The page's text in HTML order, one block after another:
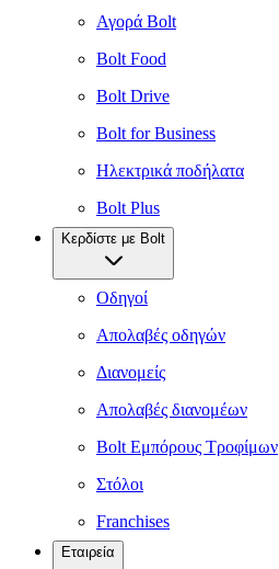
Αγορά Bolt
Bolt Food
Bolt Drive
Bolt for Business
Ηλεκτρικά ποδήλατα
Bolt Plus
Κερδίστε με Bolt
Οδηγοί
Απολαβές οδηγών
Διανομείς
Απολαβές διανομέων
Bolt Εμπόρους Τροφίμων
Στόλοι
Franchises
Εταιρεία